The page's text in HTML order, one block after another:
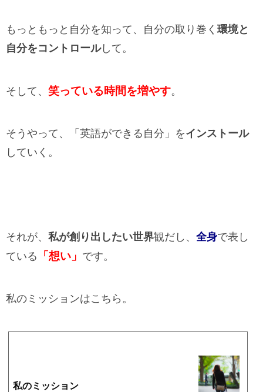
もっともっと自分を知って、自分の取り巻く 環境と
自分をコントロールして。
そして、 笑っている時間を増やす。
そうやって、「英語ができる自分」をインストール
していく。
それが、 私が創り出したい世界観だし、 全身で表し
ている
「想い」 です。
私のミッションはこちら。
私のミッション